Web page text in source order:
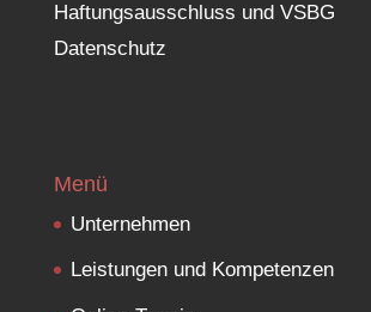
Haftungsausschluss und VSBG
Datenschutz
Menü
Unternehmen
Leistungen und Kompetenzen